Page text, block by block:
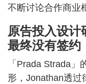
不断讨论合作商业
原告投入设计
最终没有签约
「Prada Strada
形，Jonathan透过